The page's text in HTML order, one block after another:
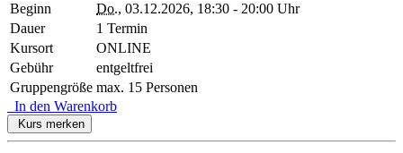
Beginn
Do., 03.12.2026, 18:30 - 20:00 Uhr
Dauer
1 Termin
Kursort
ONLINE
Gebühr
entgeltfrei
Gruppengröße max. 15 Personen
In den Warenkorb
Kurs merken